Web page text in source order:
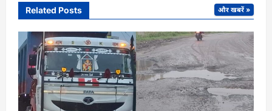
Related Posts और खबरें »